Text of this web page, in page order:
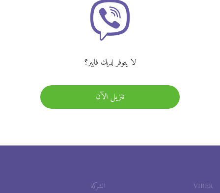
لا يتوفر لديك فايبر؟
تنزيل الآن
VIBER الشركة